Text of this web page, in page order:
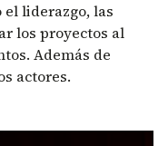
liderazgo, las
los proyectos al
Además de
actores.